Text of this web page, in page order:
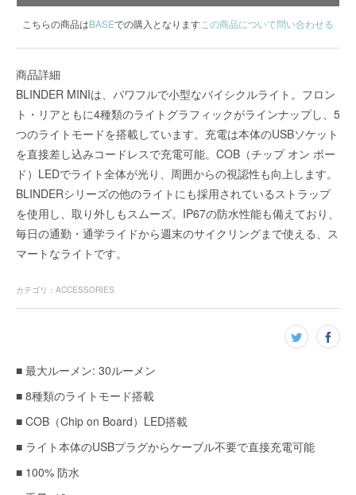
こちらの商品はBASEでの購入となりますこの商品について問い合わせる
商品詳細
BLINDER MINIは、パワフルで小型なバイシクルライト。フロン
ト・リアともに4種類のライトグラフィックがラインナップし、5
つのライトモードを搭載しています。充電は本体のUSBソケット
を直接差し込みコードレスで充電可能。COB（チップ オン ボー
ド）LEDでライト全体が光り、周囲からの視認性も向上します。
BLINDERシリーズの他のライトにも採用されているストラップ
を使用し、取り外しもスムーズ。IP67の防水性能も備えており、
毎日の通勤・通学ライドから週末のサイクリングまで使える、ス
マートなライトです。
カテゴリ ： ACCESSORIES
■ 最大ルーメン: 30ルーメン
■ 8種類のライトモード搭載
■ COB（Chip on Board）LED搭載
■ ライト本体のUSBプラグからケーブル不要で直接充電可能
■ 100% 防水